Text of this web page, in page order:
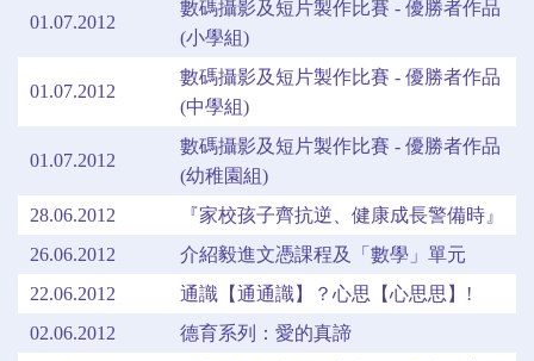
01.07.2012
數碼攝影及短片製作比賽 - 優勝者作品
(小學組)
01.07.2012
數碼攝影及短片製作比賽 - 優勝者作品
(中學組)
01.07.2012
數碼攝影及短片製作比賽 - 優勝者作品
(幼稚園組)
28.06.2012
『家校孩子齊抗逆、健康成長警備時』
26.06.2012
介紹毅進文憑課程及「數學」單元
22.06.2012
通識【通通識】？心思【心思思】!
02.06.2012
德育系列：愛的真諦